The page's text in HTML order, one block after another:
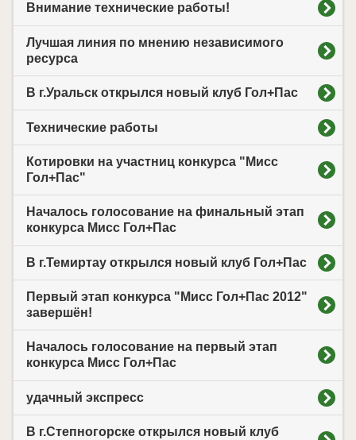
Внимание технические работы!
Лучшая линия по мнению независимого
ресурса
В г.Уральск открылся новый клуб Гол+Пас
Технические работы
Котировки на участниц конкурса "Мисс
Гол+Пас"
Началось голосование на финальный этап
конкурса Мисс Гол+Пас
В г.Темиртау открылся новый клуб Гол+Пас
Первый этап конкурса "Мисс Гол+Пас 2012"
завершён!
Началось голосование на первый этап
конкурса Мисс Гол+Пас
удачный экспресс
В г.Степногорске открылся новый клуб